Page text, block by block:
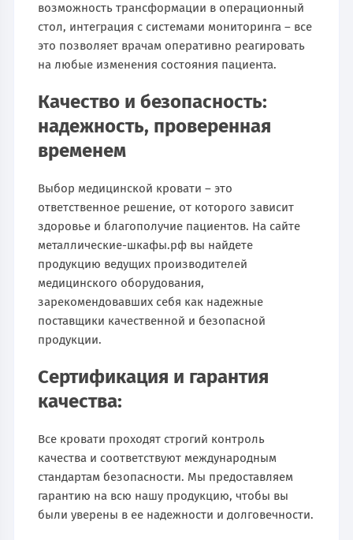
возможность трансформации в операционный
стол, интеграция с системами мониторинга – все
это позволяет врачам оперативно реагировать
на любые изменения состояния пациента.
Качество и безопасность:
надежность, проверенная
временем
Выбор медицинской кровати – это
ответственное решение, от которого зависит
здоровье и благополучие пациентов. На сайте
металлические-шкафы.рф вы найдете
продукцию ведущих производителей
медицинского оборудования,
зарекомендовавших себя как надежные
поставщики качественной и безопасной
продукции.
Сертификация и гарантия
качества:
Все кровати проходят строгий контроль
качества и соответствуют международным
стандартам безопасности. Мы предоставляем
гарантию на всю нашу продукцию, чтобы вы
были уверены в ее надежности и долговечности.